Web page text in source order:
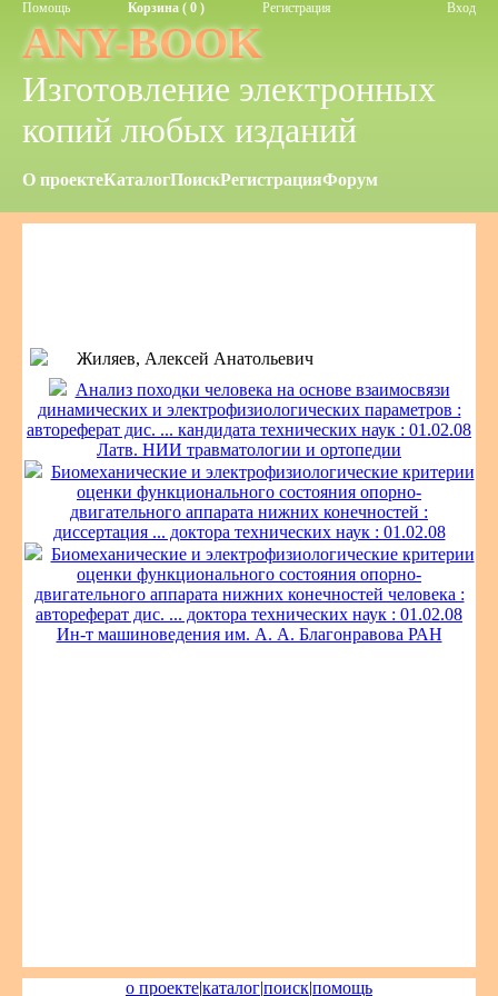
Помощь Корзина ( 0 ) Регистрация Вход
ANY-BOOK
Изготовление электронных
копий любых изданий
О проектеКаталогПоискРегистрацияФорум
Жиляев, Алексей Анатольевич
Анализ походки человека на основе взаимосвязи
динамических и электрофизиологических параметров :
автореферат дис. ... кандидата технических наук : 01.02.08
Латв. НИИ травматологии и ортопедии
Биомеханические и электрофизиологические критерии
оценки функционального состояния опорно-
двигательного аппарата нижних конечностей :
диссертация ... доктора технических наук : 01.02.08
Биомеханические и электрофизиологические критерии
оценки функционального состояния опорно-
двигательного аппарата нижних конечностей человека :
автореферат дис. ... доктора технических наук : 01.02.08
Ин-т машиноведения им. А. А. Благонравова РАН
о проекте|каталог|поиск|помощь